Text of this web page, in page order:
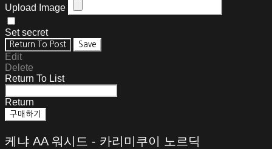
Upload Image
Set secret
Return To Post Save
Edit
Delete
Return To List
Return
구매하기
케냐 AA 워시드 - 카리미쿠이 노르딕